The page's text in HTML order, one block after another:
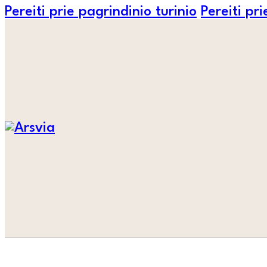
Pereiti prie pagrindinio turinio Pereiti